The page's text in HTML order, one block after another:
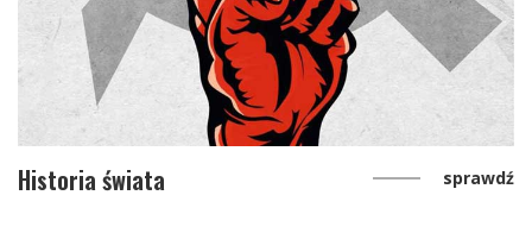
Historia świata sprawdź